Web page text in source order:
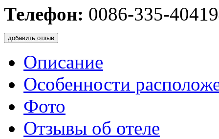
Телефон: 0086-335-
добавить отзыв
Описание
Особенности
Фото
Отзывы об отеле